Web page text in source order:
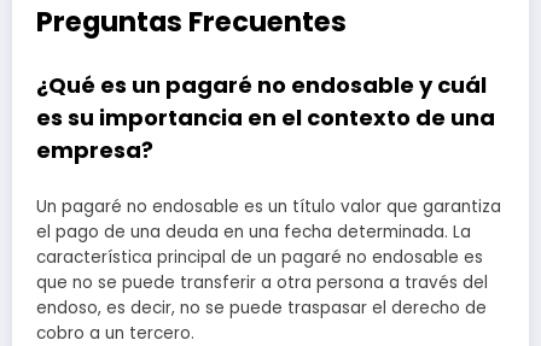
Preguntas Frecuentes
¿Qué es un pagaré no endosable y cuál
es su importancia en el contexto de una
empresa?
Un pagaré no endosable es un título valor que garantiza
el pago de una deuda en una fecha determinada. La
característica principal de un pagaré no endosable es
que no se puede transferir a otra persona a través del
endoso, es decir, no se puede traspasar el derecho de
cobro a un tercero.